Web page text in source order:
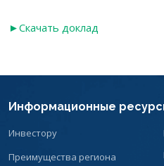
►Скачать доклад
Информационные
Инвестору
Преимущества региона